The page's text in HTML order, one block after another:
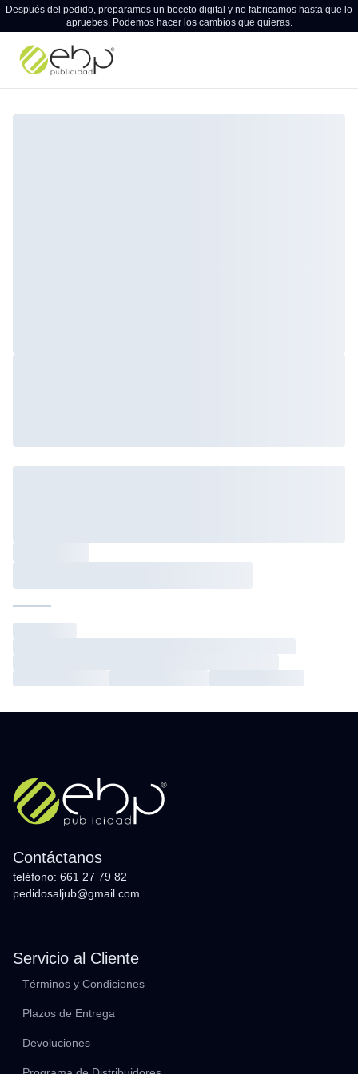
Después del pedido, preparamos un boceto digital y no fabricamos hasta que lo
apruebes. Podemos hacer los cambios que quieras.
Contáctanos
teléfono: 661 27 79 82
pedidosaljub@gmail.com
Servicio al Cliente
Términos y Condiciones
Plazos de Entrega
Devoluciones